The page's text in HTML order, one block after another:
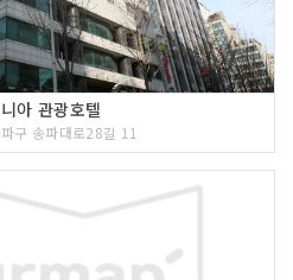
아 관광호텔
구 송파대로28길 11